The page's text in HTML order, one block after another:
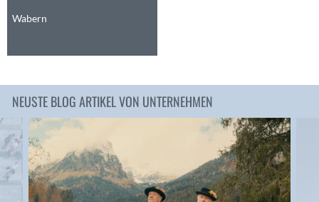
Anwil
Au SG
Balzers
Basel
Bassersdorf
Belp
Wabern
NEUSTE BLOG ARTIKEL VON UNTERNEHMEN